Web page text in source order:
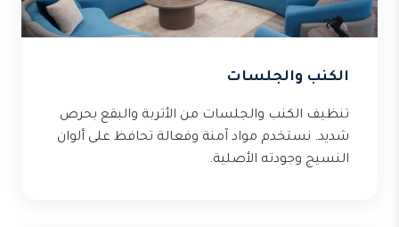
الكنب والجلسات
تنظيف الكنب والجلسات من الأتربة والبقع بحرص
شديد. نستخدم مواد آمنة وفعالة تحافظ على ألوان
النسيج وجودته الأصلية.